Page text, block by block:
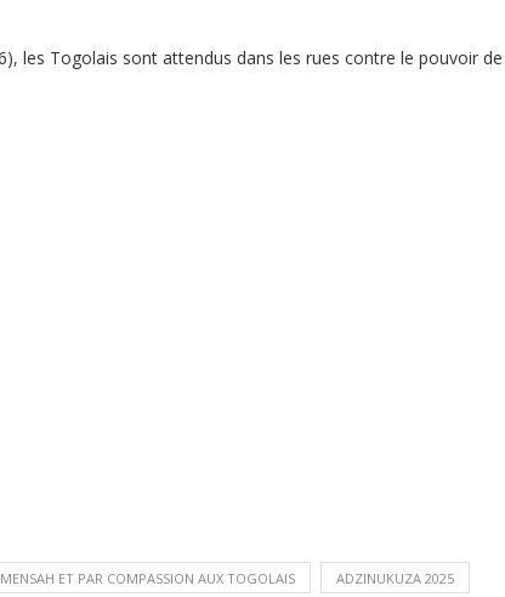
les Togolais sont attendus dans les rues contre le pouvoir de
ET PAR COMPASSION AUX TOGOLAIS ADZINUKUZA 2025